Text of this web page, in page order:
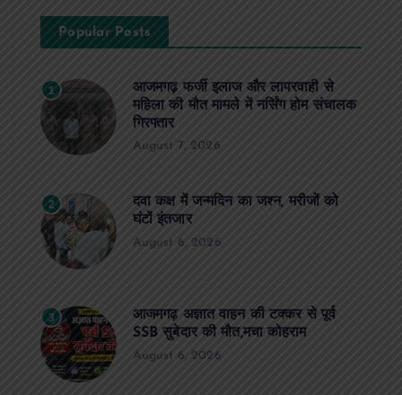
Popular Posts
1
आजमगढ़ फर्जी इलाज और लापरवाही से
महिला की मौत मामले में नर्सिंग होम संचालक
गिरफ्तार
August 7, 2026
2
दवा कक्ष में जन्मदिन का जश्न, मरीजों को
घंटों इंतजार
August 6, 2026
3
आजमगढ़ अज्ञात वाहन की टक्कर से पूर्व
SSB सुबेदार की मौत,मचा कोहराम
August 6, 2026